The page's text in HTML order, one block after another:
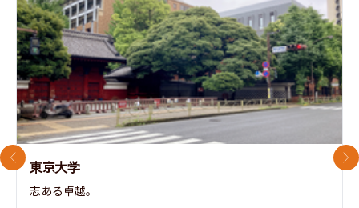
東京大学
志ある卓越。
前のスライド 次